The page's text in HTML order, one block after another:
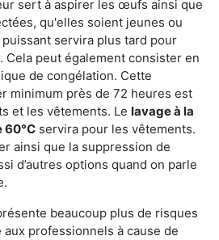
sert à aspirer les œufs ainsi que
qu'elles soient jeunes ou
servira plus tard pour
Cela peut également consister en
de congélation. Cette
minimum près de 72 heures est
et les vêtements. Le lavage à la
60°C servira pour les vêtements.
ainsi que la suppression de
d’autres options quand on parle
beaucoup plus de risques
professionnels à cause de